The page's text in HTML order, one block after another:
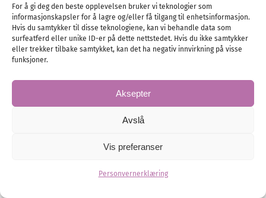
For å gi deg den beste opplevelsen bruker vi teknologier som
informasjonskapsler for å lagre og/eller få tilgang til enhetsinformasjon.
Hvis du samtykker til disse teknologiene, kan vi behandle data som
surfeatferd eller unike ID-er på dette nettstedet. Hvis du ikke samtykker
eller trekker tilbake samtykket, kan det ha negativ innvirkning på visse
funksjoner.
Aksepter
Avslå
Vis preferanser
Personvernerklæring
hadde en utrolig flink DJ og flere signatur-drinker, som satte
et utrolig gøy preg på festen.